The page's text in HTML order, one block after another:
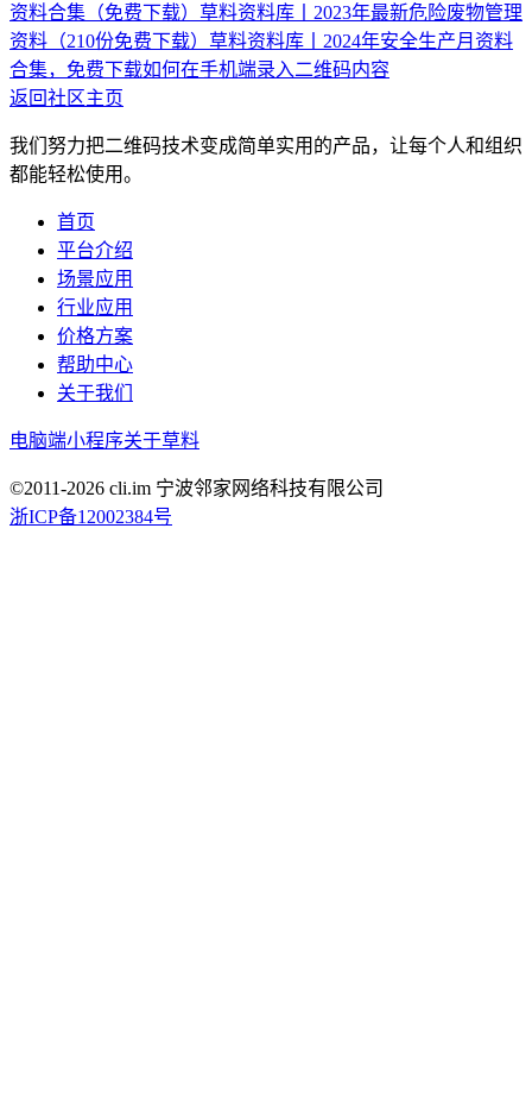
资料合集（免费下载） 草料资料库丨2023年最新危险废物管理
资料（210份免费下载） 草料资料库丨2024年安全生产月资料
合集，免费下载如何在手机端录入二维码内容
返回社区主页
我们努力把二维码技术变成简单实用的产品，让每个人和组织
都能轻松使用。
首页
平台介绍
场景应用
行业应用
价格方案
帮助中心
关于我们
电脑端小程序关于草料
©2011-2026 cli.im 宁波邻家网络科技有限公司
浙ICP备12002384号